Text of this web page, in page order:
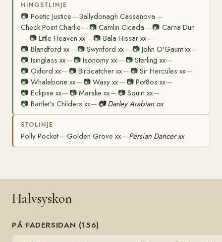
HINGSTLINJE
📷 Poetic Justice—Ballydonagh Cassanova —
Check Point Charlie — 📷Camlin Cicada —📷 Carna Dun
— 📷Little Heaven xx—📷 Bala Hissar xx—
📷 Blandford xx— 📷Swynford xx— 📷 John O'Gaunt xx—
📷 Isinglass xx— 📷Isonomy xx— 📷 Sterling xx—
📷 Oxford xx— 📷Birdcatcher xx— 📷 Sir Hercules xx—
📷 Whalebone xx— 📷Waxy xx— 📷 Pot8os xx—
📷 Eclipse xx— 📷Marske xx— 📷 Squirt xx—
📷 Bartlet's Childers xx— 📷 Darley Arabian ox
STOLINJE
Polly Pocket—Golden Grove xx— Persian Dancer xx
Halvsyskon
PÅ FADERSIDAN (156)